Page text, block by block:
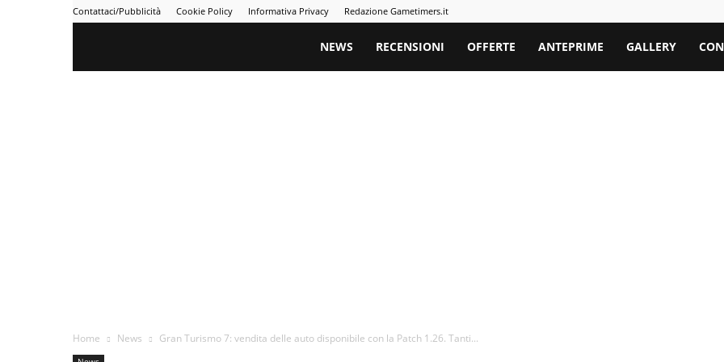
Contattaci/Pubblicità Cookie Policy Informativa Privacy Redazione Gametimers.it
Gametimers
NEWS RECENSIONI OFFERTE ANTEPRIME GALLERY
Home News Gran Turismo 7: vendita delle auto disponibile con la Patch 1.26. Tanti...